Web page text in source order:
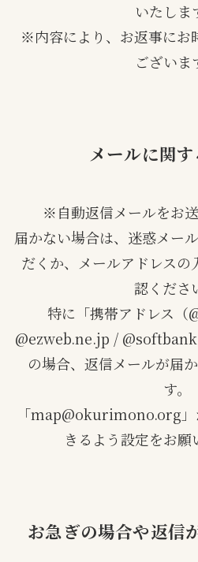
いたしま
※内容により、お返事にお
ございま
メールに関
※自動返信メールをお送
届かない場合は、迷惑メー
だくか、メールアドレス
認くださ
特に「携帯アドレス
@ezweb.ne.jp /
の場合、返信メールが届
す。
「map@okurimono.org
きるよう設定をお願
お急ぎの場合や返信